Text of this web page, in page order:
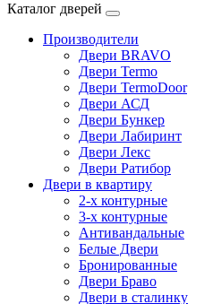
Каталог дверей
Производители
Двери BRAVO
Двери Termo
Двери TermoDoor
Двери АСД
Двери Бункер
Двери Лабиринт
Двери Лекс
Двери Ратибор
Двери в квартиру
2-х контурные
3-х контурные
Антивандальные
Белые Двери
Бронированные
Двери Браво
Двери в сталинку